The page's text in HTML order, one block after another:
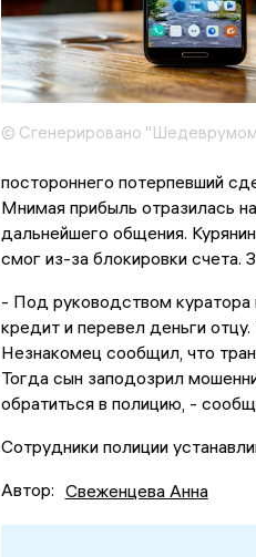
© Сгенерировано
постороннего потерпевший
Мнимая прибыль отразилась
дальнейшего общения.
смог из-за блокировки счета.
- Под руководством
кредит и перевел деньги
Незнакомец сообщил, что
Тогда сын заподозрил
обратиться в полицию, -
Сотрудники полиции
Автор: Свеженцева Анна